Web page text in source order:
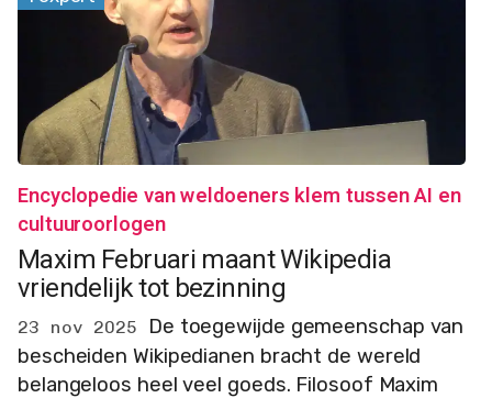
Encyclopedie van weldoeners klem tussen AI en
cultuuroorlogen
Maxim Februari maant Wikipedia
vriendelijk tot bezinning
23 nov 2025
De toegewijde gemeenschap van
bescheiden Wikipedianen bracht de wereld
belangeloos heel veel goeds. Filosoof Maxim